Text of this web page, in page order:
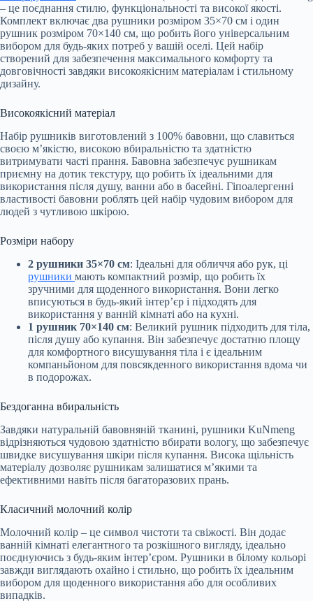
– це поєднання стилю, функціональності та високої якості.
Комплект включає два рушники розміром 35×70 см і один
рушник розміром 70×140 см, що робить його універсальним
вибором для будь-яких потреб у вашій оселі. Цей набір
створений для забезпечення максимального комфорту та
довговічності завдяки високоякісним матеріалам і стильному
дизайну.
Високоякісний матеріал
Набір рушників виготовлений з 100% бавовни, що славиться
своєю м’якістю, високою вбиральністю та здатністю
витримувати часті прання. Бавовна забезпечує рушникам
приємну на дотик текстуру, що робить їх ідеальними для
використання після душу, ванни або в басейні. Гіпоалергенні
властивості бавовни роблять цей набір чудовим вибором для
людей з чутливою шкірою.
Розміри набору
2 рушники 35×70 см: Ідеальні для обличчя або рук, ці
рушники мають компактний розмір, що робить їх
зручними для щоденного використання. Вони легко
вписуються в будь-який інтер’єр і підходять для
використання у ванній кімнаті або на кухні.
1 рушник 70×140 см: Великий рушник підходить для тіла,
після душу або купання. Він забезпечує достатню площу
для комфортного висушування тіла і є ідеальним
компаньйоном для повсякденного використання вдома чи
в подорожах.
Бездоганна вбиральність
Завдяки натуральній бавовняній тканині, рушники KuNmeng
відрізняються чудовою здатністю вбирати вологу, що забезпечує
швидке висушування шкіри після купання. Висока щільність
матеріалу дозволяє рушникам залишатися м’якими та
ефективними навіть після багаторазових прань.
Класичний молочний колір
Молочний колір – це символ чистоти та свіжості. Він додає
ванній кімнаті елегантного та розкішного вигляду, ідеально
поєднуючись з будь-яким інтер’єром. Рушники в білому кольорі
завжди виглядають охайно і стильно, що робить їх ідеальним
вибором для щоденного використання або для особливих
випадків.